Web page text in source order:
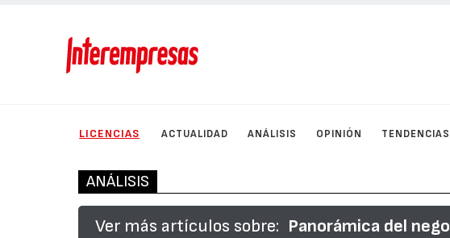
LICENCIAS ACTUALIDAD ANÁLISIS OPINIÓN TENDENCIAS
ANÁLISIS
Ver más artículos sobre: Panorámica del